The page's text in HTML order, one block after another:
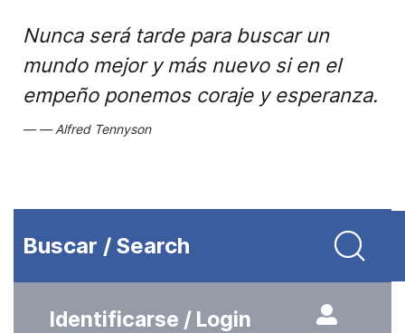
Nunca será tarde para buscar un
mundo mejor y más nuevo si en el
empeño ponemos coraje y esperanza.
Alfred Tennyson
Buscar / Search
Identificarse / Login